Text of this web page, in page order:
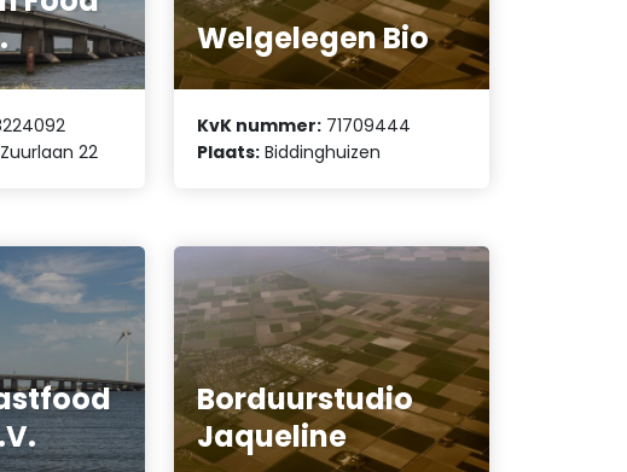
22
Welgelegen Bio
KvK nummer: 71709444
Plaats: Biddinghuizen
Borduurstudio
Jaqueline